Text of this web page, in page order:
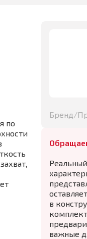
по
Бренд/
в
важные